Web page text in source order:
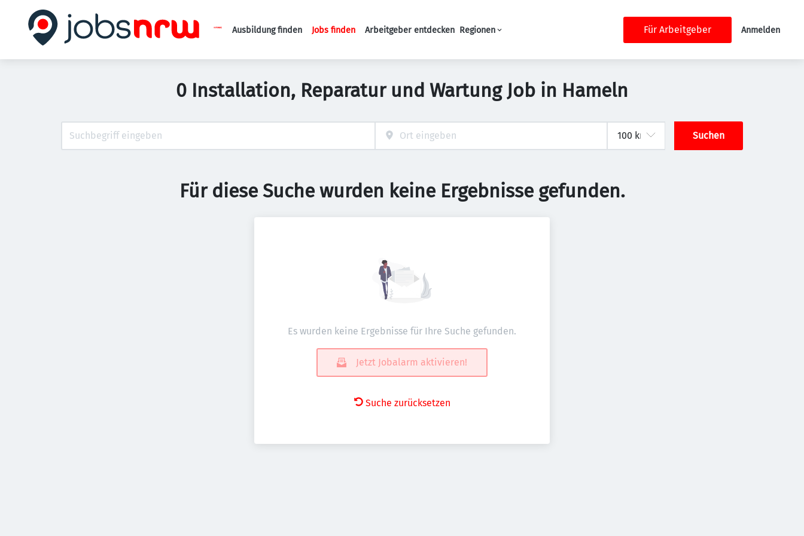
Haupt-Navigation
Ausbildung finden Jobs finden Arbeitgeber entdecken Regionen Für Arbeitgeber Anmelden
0 Installation, Reparatur und Wartung Job in Hameln
Suchen
Für diese Suche wurden keine Ergebnisse gefunden.
Es wurden keine Ergebnisse für Ihre Suche gefunden.
Jetzt Jobalarm aktivieren!
Suche zurücksetzen